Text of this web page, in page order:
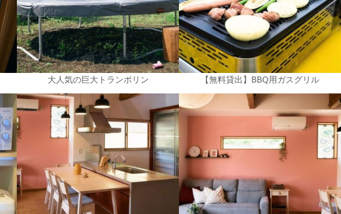
大人気の巨大トランポリン 【無料貸出】BBQ用ガスグリル